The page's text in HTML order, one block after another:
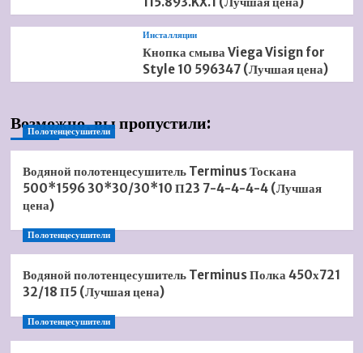
Инсталляции
Кнопка смыва Viega Visign for
Style 10 596347 (Лучшая цена)
Возможно, вы пропустили:
Полотенцесушители
Водяной полотенцесушитель Terminus Тоскана
500*1596 30*30/30*10 П23 7-4-4-4-4 (Лучшая
цена)
Полотенцесушители
Водяной полотенцесушитель Terminus Полка 450х721
32/18 П5 (Лучшая цена)
Полотенцесушители